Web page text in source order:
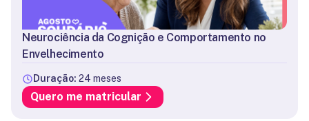
Neurociência da Cognição e Comportamento no
Envelhecimento
Duração: 24 meses
Quero me matricular